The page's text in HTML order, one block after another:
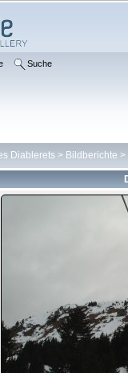
Suche
Diablerets > Bildberichte >